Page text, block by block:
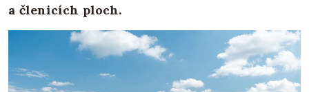
a členicích ploch.